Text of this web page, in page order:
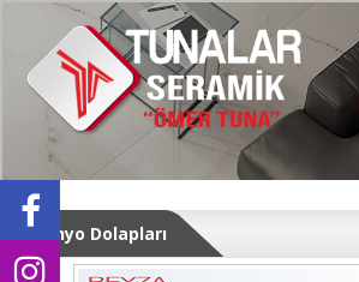
Banyo Dolapları